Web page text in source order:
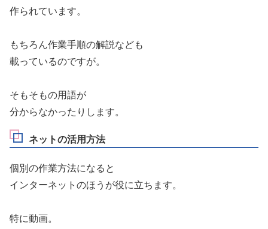
作られています。
もちろん作業手順の解説なども
載っているのですが。
そもそもの用語が
分からなかったりします。
ネットの活用方法
個別の作業方法になると
インターネットのほうが役に立ちます。
特に動画。